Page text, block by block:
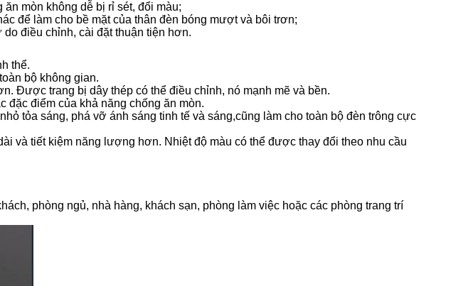
mòn không dễ bị rỉ sét, đổi màu;
để làm cho bề mặt của thân đèn bóng mượt và bôi trơn;
điều chỉnh, cài đặt thuận tiện hơn.
thể.
bộ không gian.
Được trang bị dây thép có thể điều chỉnh, nó mạnh mẽ và bền.
đặc điểm của khả năng chống ăn mòn.
tỏa sáng, phá vỡ ánh sáng tinh tế và sáng,cũng làm cho toàn bộ đèn trông cực
và tiết kiệm năng lượng hơn. Nhiệt độ màu có thể được thay đổi theo nhu cầu
phòng ngủ, nhà hàng, khách sạn, phòng làm việc hoặc các phòng trang trí